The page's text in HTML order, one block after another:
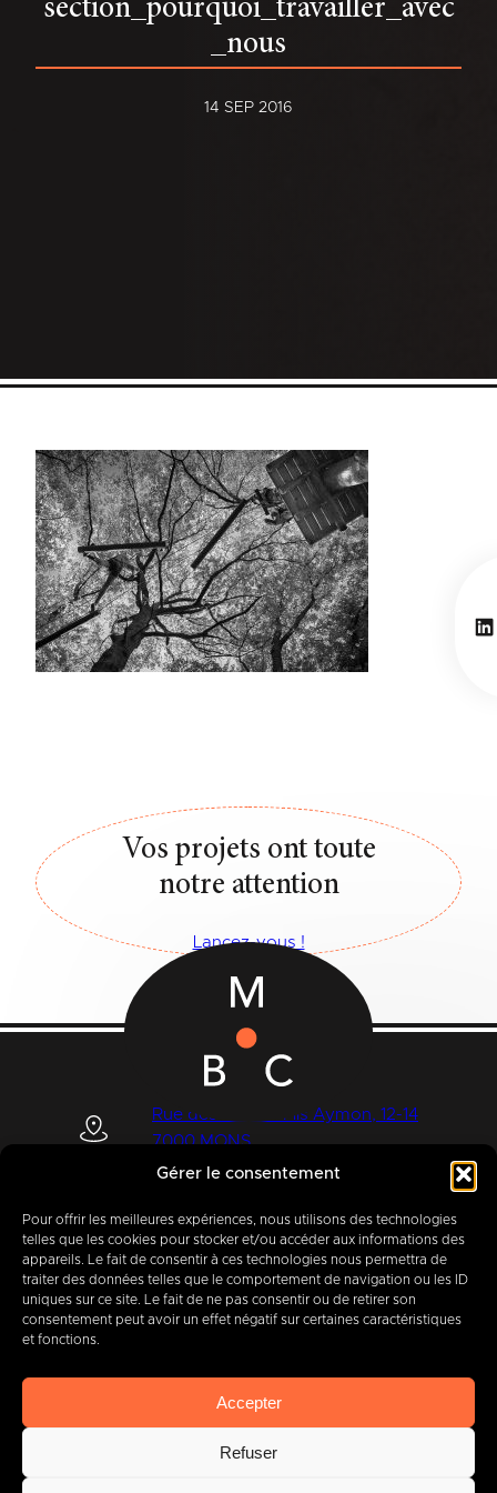
Gérer le consentement
Pour offrir les meilleures expériences, nous utilisons des technologies
telles que les cookies pour stocker et/ou accéder aux informations des
appareils. Le fait de consentir à ces technologies nous permettra de
traiter des données telles que le comportement de navigation ou les ID
uniques sur ce site. Le fait de ne pas consentir ou de retirer son
consentement peut avoir un effet négatif sur certaines caractéristiques
et fonctions.
Accepter
Refuser
section_pourquoi_travailler_avec
_nous
14 SEP 2016
Vos projets ont toute
notre attention
Lancez-vous !
Rue des Quatre Fils Aymon, 12-14
7000 MONS
+32 (0) 65 39 95 70
Aujourd’hui, partenaire